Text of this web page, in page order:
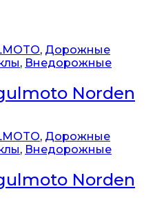
, Дорожные
, Внедорожные
Norden
, Дорожные
, Внедорожные
Norden